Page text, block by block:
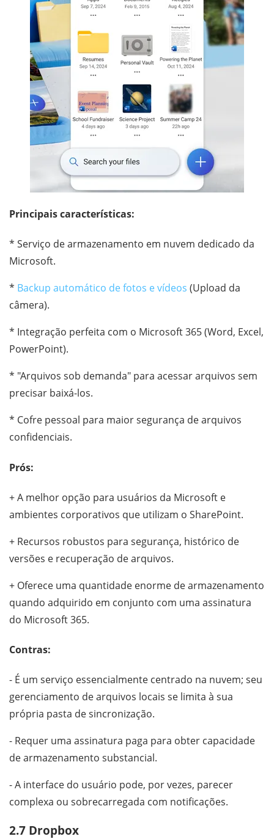
Principais características:
* Serviço de armazenamento em nuvem dedicado da
Microsoft.
* Backup automático de fotos e vídeos (Upload da
câmera).
* Integração perfeita com o Microsoft 365 (Word, Excel,
PowerPoint).
* "Arquivos sob demanda" para acessar arquivos sem
precisar baixá-los.
* Cofre pessoal para maior segurança de arquivos
confidenciais.
Prós:
+ A melhor opção para usuários da Microsoft e
ambientes corporativos que utilizam o SharePoint.
+ Recursos robustos para segurança, histórico de
versões e recuperação de arquivos.
+ Oferece uma quantidade enorme de armazenamento
quando adquirido em conjunto com uma assinatura
do Microsoft 365.
Contras:
- É um serviço essencialmente centrado na nuvem; seu
gerenciamento de arquivos locais se limita à sua
própria pasta de sincronização.
- Requer uma assinatura paga para obter capacidade
de armazenamento substancial.
- A interface do usuário pode, por vezes, parecer
complexa ou sobrecarregada com notificações.
2.7 Dropbox